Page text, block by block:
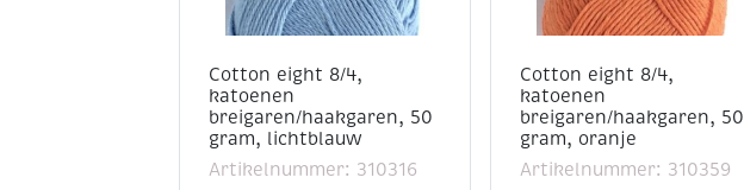
Cotton eight 8/4,
katoenen
breigaren/haakgaren, 50
gram, lichtblauw
Artikelnummer: 310316
Cotton eight 8/4,
katoenen
breigaren/haakgaren, 50
gram, oranje
Artikelnummer: 310359